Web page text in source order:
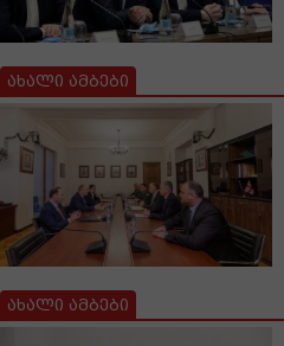
ახალი ამბები
ახალი ამბები